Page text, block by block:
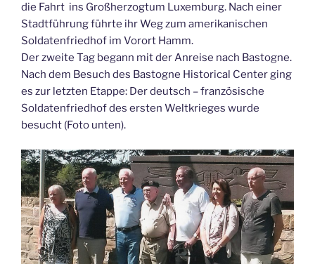
die Fahrt ins Großherzogtum Luxemburg. Nach einer
Stadtführung führte ihr Weg zum amerikanischen
Soldatenfriedhof im Vorort Hamm.
Der zweite Tag begann mit der Anreise nach Bastogne.
Nach dem Besuch des Bastogne Historical Center ging
es zur letzten Etappe: Der deutsch – französische
Soldatenfriedhof des ersten Weltkrieges wurde
besucht (Foto unten).